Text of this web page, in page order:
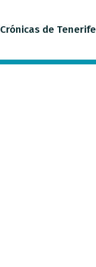
Crónicas de Tenerife